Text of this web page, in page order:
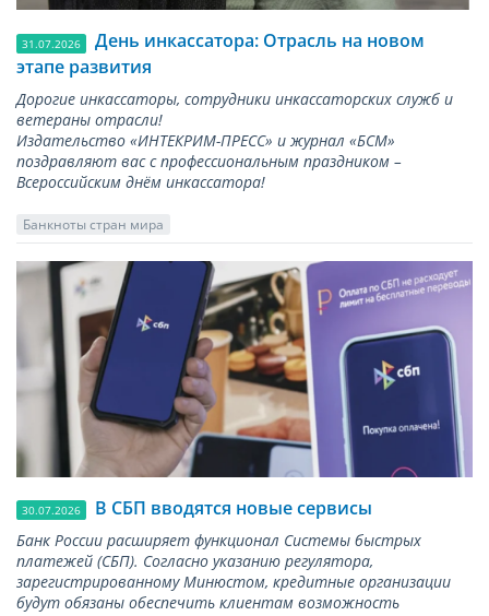
31.07.2026
День инкассатора: Отрасль на новом
этапе развития
Дорогие инкассаторы, сотрудники инкассаторских служб и
ветераны отрасли!
Издательство «ИНТЕКРИМ-ПРЕСС» и журнал «БСМ»
поздравляют вас с профессиональным праздником –
Всероссийским днём инкассатора!
Банкноты стран мира
30.07.2026 В СБП вводятся новые сервисы
Банк России расширяет функционал Системы быстрых
платежей (СБП). Согласно указанию регулятора,
зарегистрированному Минюстом, кредитные организации
будут обязаны обеспечить клиентам возможность